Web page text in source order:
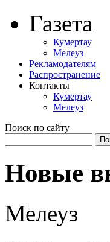
Перейти к основному
Газета
Кумертау
Мелеуз
Рекламодателям
Распространение
Контакты
Кумертау
Мелеуз
Поиск по сайту
Новые
Мелеуз